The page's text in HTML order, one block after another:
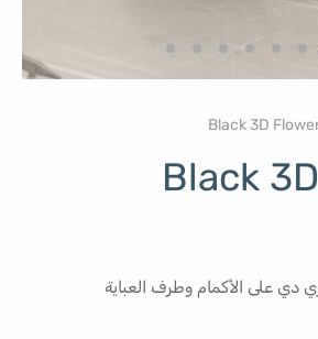
Black
دي على الأكمام وطرف العباية